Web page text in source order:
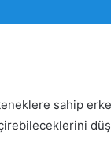
sahip